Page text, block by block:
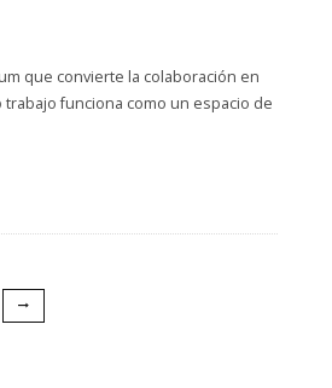
que convierte la colaboración en
funciona como un espacio de